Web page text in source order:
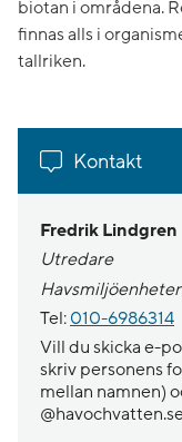
biotan i områdena.
finnas alls i
tallriken.
Kontakt
Fredrik Lindgren
Utredare
Tel: 010-6986314
Vill du skicka e-
skriv personens
mellan namnen)